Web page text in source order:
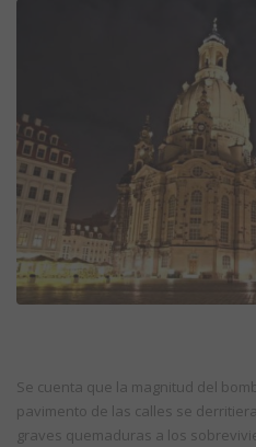
Se cuenta que la magnitud del
pavimento de las calles se
graves quemaduras a los